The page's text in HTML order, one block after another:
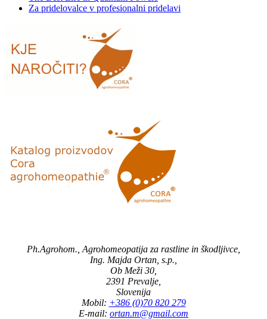
Za pridelovalce v profesionalni pridelavi
Ph.Agrohom., Agrohomeopatija za rastline in škodljivce,
Ing. Majda Ortan, s.p.,
Ob Meži 30,
2391 Prevalje,
Slovenija
Mobil: +386 (0)70 820 279
E-mail: ortan.m@gmail.com